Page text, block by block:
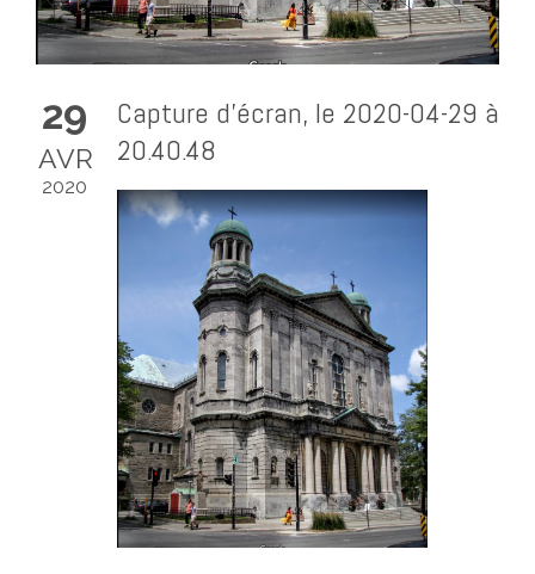
29
AVR
2020
Capture d’écran, le 2020-04-29 à
20.40.48